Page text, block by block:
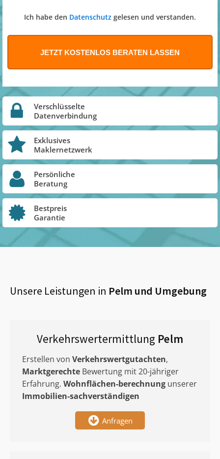
Ich habe den Datenschutz gelesen und verstanden.
Verschlüsselte
Datenverbindung
Exklusives
Maklernetzwerk
Persönliche
Beratung
Bestpreis
Garantie
Unsere Leistungen in Pelm und Umgebung
Verkehrswertermittlung Pelm
Erstellen von Verkehrswertgutachten,
Marktgerechte Bewertung mit 20-jähriger
Erfahrung. Wohnflächen-berechnung unserer
Immobilien-sachverständigen
Anfragen